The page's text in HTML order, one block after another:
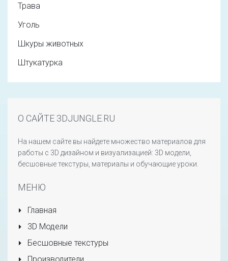
Трава
Уголь
Шкуры животных
Штукатурка
О САЙТЕ 3DJUNGLE.RU
На нашем сайте вы найдете множество материалов для
работы с 3D дизайном и визуализацией: 3D модели,
бесшовные текстуры, материалы и обучающие уроки.
МЕНЮ
Главная
3D Модели
Бесшовные текстуры
Производители